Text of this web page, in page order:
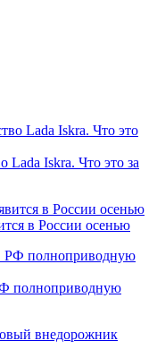
Lada Iskra. Что это за
в России осенью
полноприводную